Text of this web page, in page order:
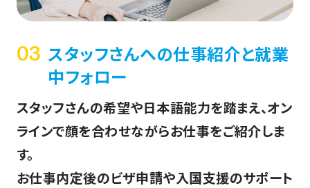
03 スタッフさんへの仕事紹介と就業
中フォロー
スタッフさんの希望や日本語能力を踏まえ、オン
ラインで顔を合わせながらお仕事をご紹介しま
す。
お仕事内定後のビザ申請や入国支援のサポート